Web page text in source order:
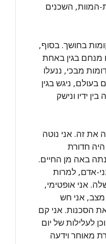
המוות, השכנים
בחושך. בסוף,
מנחם בגין באחת
מבכי, ננעלו
בעולם, ניגש בגין
ידיו ונישק
את זה. אני נוטה
חדורת
באה מן החיים.
אדם, למרות
אני אופטימי,
מצב, אני חש
הסכנות. אני קם
לעלילות של יום
מאוחר וידעה